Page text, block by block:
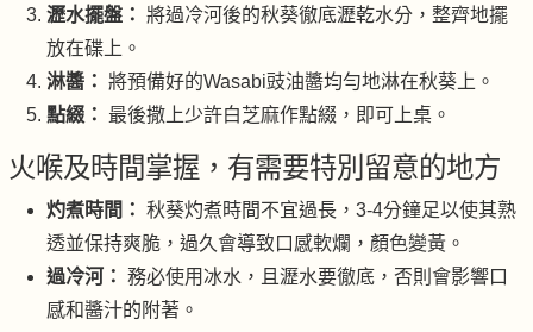
瀝水擺盤： 將過冷河後的秋葵徹底瀝乾水分，整齊地擺
放在碟上。
淋醬： 將預備好的Wasabi豉油醬均勻地淋在秋葵上。
點綴：
最後撒上少許白芝麻作點綴，即可上桌。
火喉及時間掌握，有需要特別留意的地方
灼煮時間： 秋葵灼煮時間不宜過長，3-4分鐘足以使其熟
透並保持爽脆，過久會導致口感軟爛，顏色變黃。
過冷河： 務必使用冰水，且瀝水要徹底，否則會影響口
感和醬汁的附著。